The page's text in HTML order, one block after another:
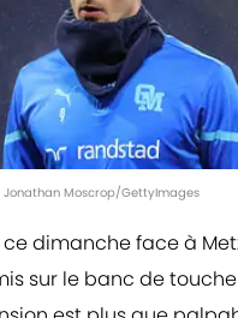
Jonathan Moscrop/GettyImages
ce dimanche face à
sur le banc de